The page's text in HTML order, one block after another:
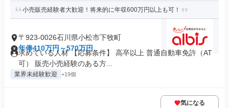
小売販売経験者大歓迎！将来的に年収600万円以上も可！
〒923-0026石川県小松市下牧町
年俸410万円～570万円
求めている人材 【応募条件】 高卒以上 普通自動車免許（AT
可） 販売小売経験のある方...
業界未経験歓迎 +19個
気になる